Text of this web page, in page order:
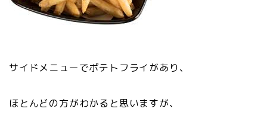
サイドメニューでポテトフライがあり、
ほとんどの方がわかると思いますが、